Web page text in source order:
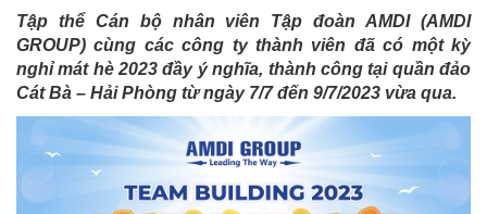
Tập thể Cán bộ nhân viên Tập đoàn AMDI (AMDI
GROUP) cùng các công ty thành viên đã có một kỳ
nghỉ mát hè 2023 đầy ý nghĩa, thành công tại quần đảo
Cát Bà – Hải Phòng từ ngày 7/7 đến 9/7/2023 vừa qua.